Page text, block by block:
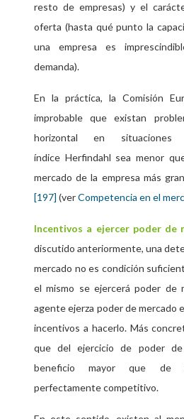
resto de empresas) y el
oferta (hasta qué punto la
una empresa es
demanda).
En la práctica, la Comisión
improbable que existan
horizontal en
índice Herfindahl sea menor
mercado de la empresa más
[197] (verCompetencia en el
Incentivos a ejercer poder de
discutido anteriormente, una
mercado no es condición
el mismo se ejercerá poder de
agente ejerza poder de mercado
incentivos a hacerlo. Más
que del ejercicio de poder
beneficio mayor que de
perfectamente competitivo.